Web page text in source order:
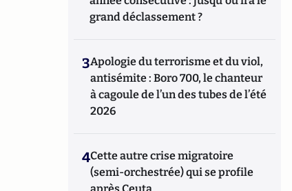
grand déclassement ?
3Apologie du terrorisme et du viol,
antisémite : Boro 700, le chanteur
à cagoule de l’un des tubes de l’été
2026
4Cette autre crise migratoire
(semi-orchestrée) qui se profile